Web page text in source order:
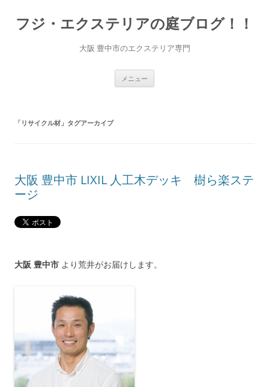
テ
ン
フジ・エクステリアの庭ブログ！！
大阪 豊中市のエクステリア専門
メニュー
「リサイクル材 」タグアーカイブ
大阪 豊中市 LIXIL 人工木デッキ 樹ら楽ステ
ージ
大阪 豊中市 より荒井がお届けします。